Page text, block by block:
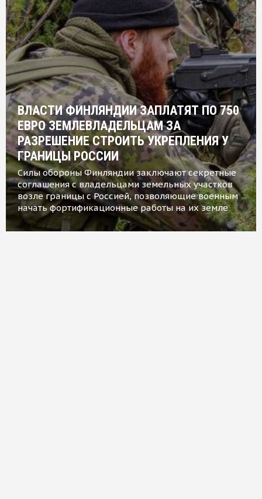
ВЛАСТИ ФИНЛЯНДИИ ЗАПЛАТЯТ ПО 750
ЕВРО ЗЕМЛЕВЛАДЕЛЬЦАМ ЗА
РАЗРЕШЕНИЕ СТРОИТЬ УКРЕПЛЕНИЯ У
ГРАНИЦЫ РОССИИ
Силы обороны Финляндии заключают секретные
соглашения с владельцами земельных участков
возле границы с Россией, позволяющие военным
начать фортификационные работы на их земле